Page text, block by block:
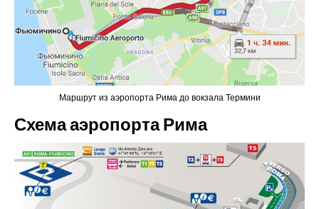
Маршрут из аэропорта Рима до вокзала Термини
Схема аэропорта Рима